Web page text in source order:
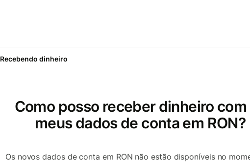
Recebendo dinheiro
Como posso receber dinheiro com
meus dados de conta em RON?
Os novos dados de conta em RON não estão disponíveis no